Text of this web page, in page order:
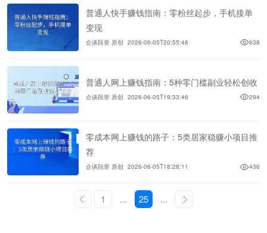
普通人快手赚钱指南：零粉丝起步，手机接单
变现
企谈段誉 原创 2026-06-05T20:55:48 638
普通人网上赚钱指南：5种零门槛副业轻松创收
企谈段誉 原创 2026-06-05T19:33:46 294
零成本网上赚钱的路子：5类居家稳赚小项目推
荐
企谈段誉 原创 2026-06-05T18:28:11 436
1 ... 25 ...